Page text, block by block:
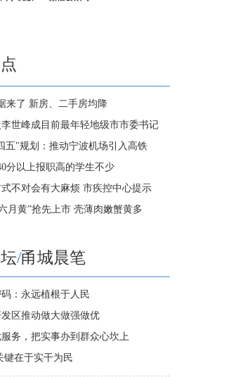
来了 新房、二手房均降
世峰成目前最年轻地级市市委书记
五"规划：推动宁波机场引入高铁
分以上报职高的学生不少
不对会有大麻烦 市疾控中心提示
月黄”抢先上市 壳薄肉嫩蟹黄多
/甬城晨笔
：永远植根于人民
区推动做大做强做优
务，把实事办到群众心坎上
键在于实干为民